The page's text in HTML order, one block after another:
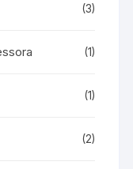
(3)
(1)
(1)
(2)